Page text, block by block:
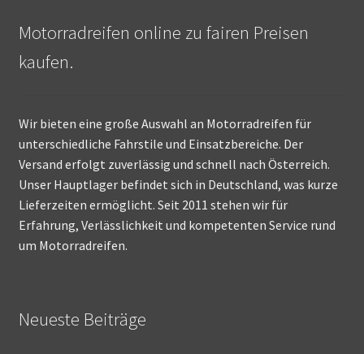
Motorradreifen online zu fairen Preisen
kaufen.
Wir bieten eine große Auswahl an Motorradreifen für
unterschiedliche Fahrstile und Einsatzbereiche. Der
Versand erfolgt zuverlässig und schnell nach Österreich.
Unser Hauptlager befindet sich in Deutschland, was kurze
Lieferzeiten ermöglicht. Seit 2011 stehen wir für
Erfahrung, Verlässlichkeit und kompetenten Service rund
um Motorradreifen.
Neueste Beiträge